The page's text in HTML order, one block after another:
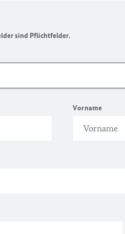
sind Pflichtfelder.
Vorname